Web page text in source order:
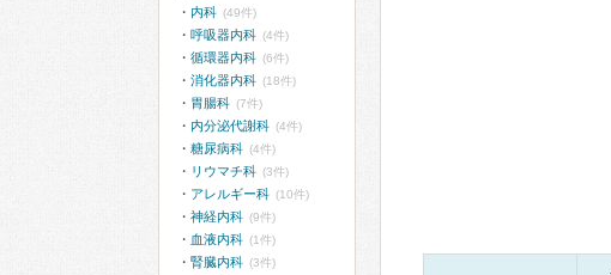
内科 (49件)
呼吸器内科 (4件)
循環器内科 (6件)
消化器内科 (18件)
胃腸科 (7件)
内分泌代謝科 (4件)
糖尿病科 (4件)
リウマチ科 (3件)
アレルギー科 (10件)
神経内科 (9件)
血液内科 (1件)
腎臓内科 (3件)